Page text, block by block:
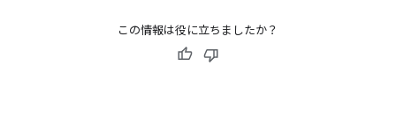
この情報は役に立ちましたか？